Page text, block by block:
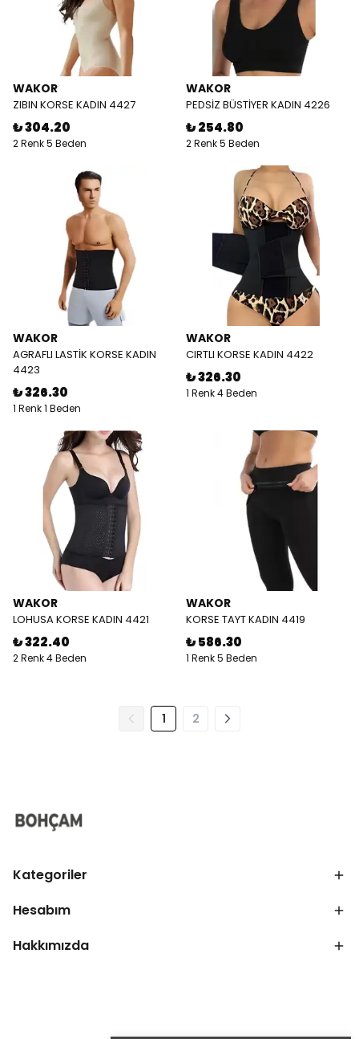
WAKOR
ZIBIN KORSE KADIN 4427
₺ 304.20
2 Renk 5 Beden
WAKOR
PEDSİZ BÜSTİYER KADIN 4226
₺ 254.80
2 Renk 5 Beden
WAKOR
AGRAFLI LASTİK KORSE KADIN
4423
₺ 326.30
1 Renk 1 Beden
WAKOR
CIRTLI KORSE KADIN 4422
₺ 326.30
1 Renk 4 Beden
WAKOR
LOHUSA KORSE KADIN 4421
₺ 322.40
2 Renk 4 Beden
WAKOR
KORSE TAYT KADIN 4419
₺ 586.30
1 Renk 5 Beden
1 2
Kategoriler
Hesabım
Hakkımızda